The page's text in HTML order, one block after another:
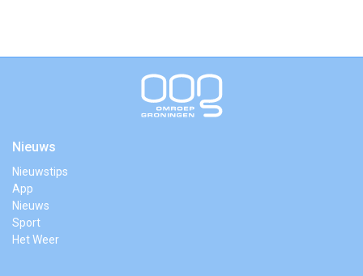
Nieuws
Nieuwstips
App
Nieuws
Sport
Het Weer